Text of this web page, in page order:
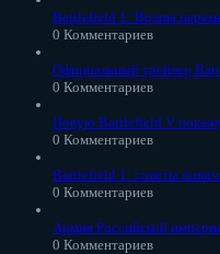
Battlefield 1: Волны
0 Комментариев
Официальный трейлер
0 Комментариев
Новую Battlefield V
0 Комментариев
Battlefield 1: советы
0 Комментариев
Армия Российской
0 Комментариев